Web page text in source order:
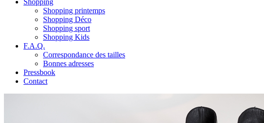
Shopping
Shopping printemps
Shopping Déco
Shopping sport
Shopping Kids
F.A.Q.
Correspondance des tailles
Bonnes adresses
Pressbook
Contact